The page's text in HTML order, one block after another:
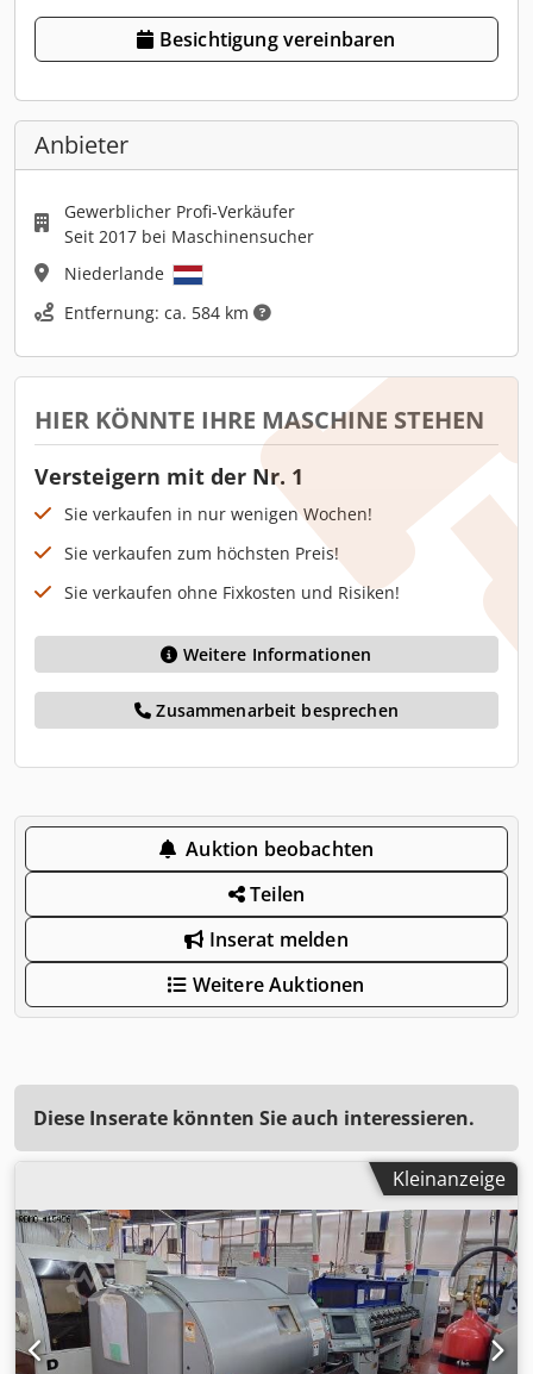
Besichtigung vereinbaren
Anbieter
Gewerblicher Profi-Verkäufer
Seit 2017 bei Maschinensucher
Niederlande
Entfernung: ca. 584 km
HIER KÖNNTE IHRE MASCHINE STEHEN
Versteigern mit der Nr. 1
Sie verkaufen in nur wenigen Wochen!
Sie verkaufen zum höchsten Preis!
Sie verkaufen ohne Fixkosten und Risiken!
Weitere Informationen
Zusammenarbeit besprechen
Auktion beobachten
Teilen
Inserat melden
Weitere Auktionen
Diese Inserate könnten Sie auch interessieren.
Kleinanzeige